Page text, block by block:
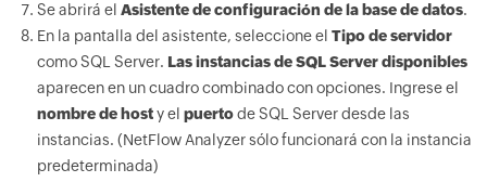
Se abrirá el Asistente de configuración de la base de datos.
En la pantalla del asistente, seleccione el Tipo de servidor
como SQL Server. Las instancias de SQL Server disponibles
aparecen en un cuadro combinado con opciones. Ingrese el
nombre de hosty el puertode SQL Server desde las
instancias. (NetFlow Analyzer sólo funcionará con la instancia
predeterminada)